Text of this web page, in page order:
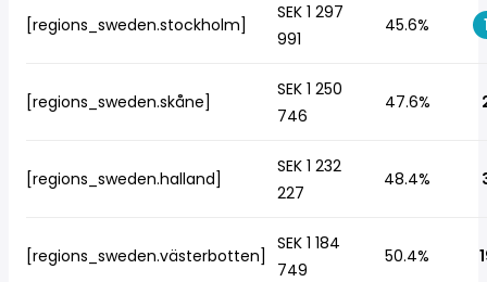
[regions_sweden.stockholm]
SEK 1 297
991
45.6%
[regions_sweden.skåne]
SEK 1 250
746
47.6%
[regions_sweden.halland]
SEK 1 232
227
48.4%
[regions_sweden.västerbotten]
SEK 1 184
749
50.4%